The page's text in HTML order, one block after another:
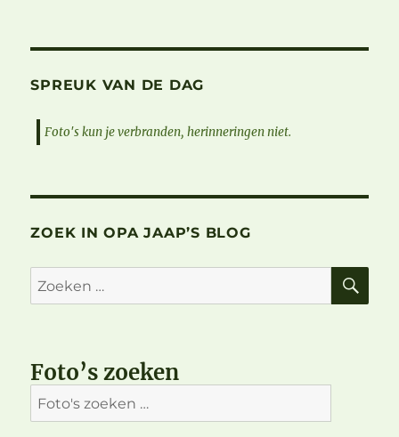
SPREUK VAN DE DAG
Foto's kun je verbranden, herinneringen niet.
ZOEK IN OPA JAAP’S BLOG
Zoeken
naar:
Foto’s zoeken